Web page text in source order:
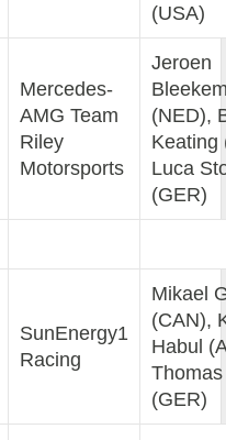
(USA)
Mercedes-
AMG Team
Riley
Motorsports
Jeroen
(NED),
Keating
Luca
(GER)
SunEnergy1
Racing
Mikael
(CAN),
Habul
(GER)